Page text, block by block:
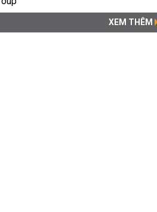
XEM THÊM